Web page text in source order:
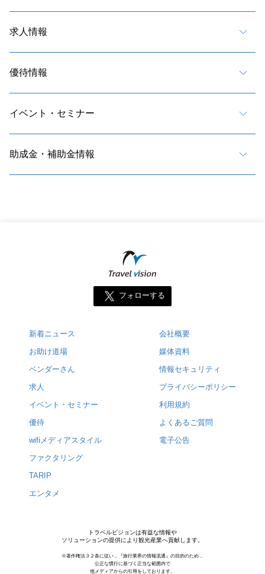
求人情報
優待情報
イベント・セミナー
助成金・補助金情報
フォローする
新着ニュース
お助け道場
ベンダーさん
求人
イベント・セミナー
優待
wifiメディアスタイル
ファクタリング
TARIP
エンタメ
会社概要
媒体資料
情報セキュリティ
プライバシーポリシー
利用規約
よくあるご質問
電子公告
トラベルビジョンは有益な情報や
ソリューションの提供により観光産業へ貢献します。
※著作権法３２条に従い，『旅行業界の情報流通』の目的のため，
公正な慣行に基づく正当な範囲内で
他メディアからの引用をしております。